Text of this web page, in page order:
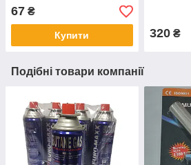
67 ₴
Купити 320₴
Подібні товари компанії